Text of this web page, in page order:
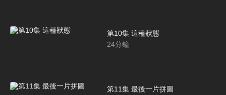
第10集 這種狀態
24分鐘
第11集 最後一片拼圖